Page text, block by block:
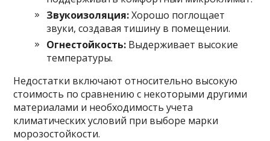
Звукоизоляция:Хорошо поглощает
звуки, создавая тишину в помещении.
Огнестойкость: Выдерживает высокие
температуры.
Недостатки включают относительно высокую
стоимость по сравнению с некоторыми другими
материалами и необходимость учета
климатических условий при выборе марки
морозостойкости.